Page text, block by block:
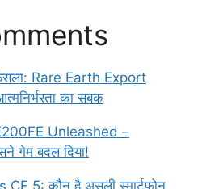
Rare Earth Export
का सबक
Unleashed –
गेम बदल दिया!
CE 5: कौन है असली स्मार्टफोन